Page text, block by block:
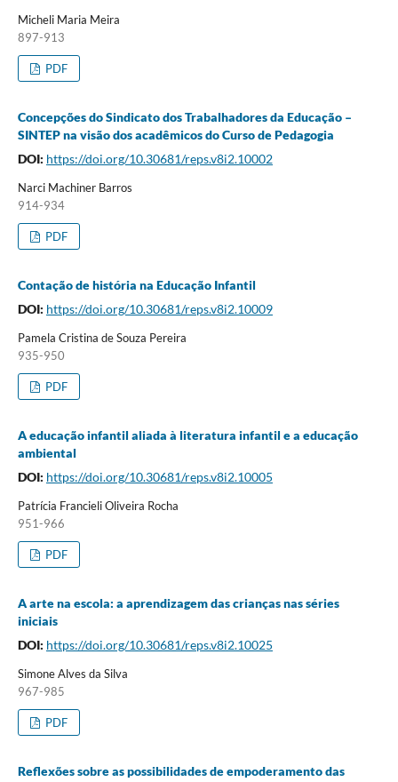
Micheli Maria Meira
897-913
PDF
Concepções do Sindicato dos Trabalhadores da Educação –
SINTEP na visão dos acadêmicos do Curso de Pedagogia
DOI: https://doi.org/10.30681/reps.v8i2.10002
Narci Machiner Barros
914-934
PDF
Contação de história na Educação Infantil
DOI: https://doi.org/10.30681/reps.v8i2.10009
Pamela Cristina de Souza Pereira
935-950
PDF
A educação infantil aliada à literatura infantil e a educação
ambiental
DOI: https://doi.org/10.30681/reps.v8i2.10005
Patrícia Francieli Oliveira Rocha
951-966
PDF
A arte na escola: a aprendizagem das crianças nas séries
iniciais
DOI: https://doi.org/10.30681/reps.v8i2.10025
Simone Alves da Silva
967-985
PDF
Reflexões sobre as possibilidades de empoderamento das